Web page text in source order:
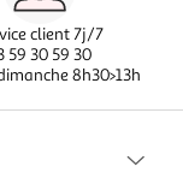
client 7j/7
59 30 59 30
8h30>13h